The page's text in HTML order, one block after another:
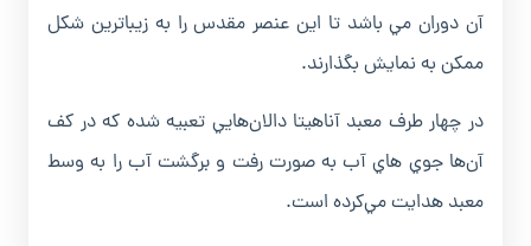
آن دوران مي باشد تا اين عنصر مقدس را به زيباترين شکل
ممکن به نمايش بگذارند.
در چهار طرف معبد آناهيتا دالان‌هايي تعبيه شده که در کف
آن‌ها جوي هاي آب به صورت رفت و برگشت آب را به وسط
معبد هدايت مي‌کرده است.